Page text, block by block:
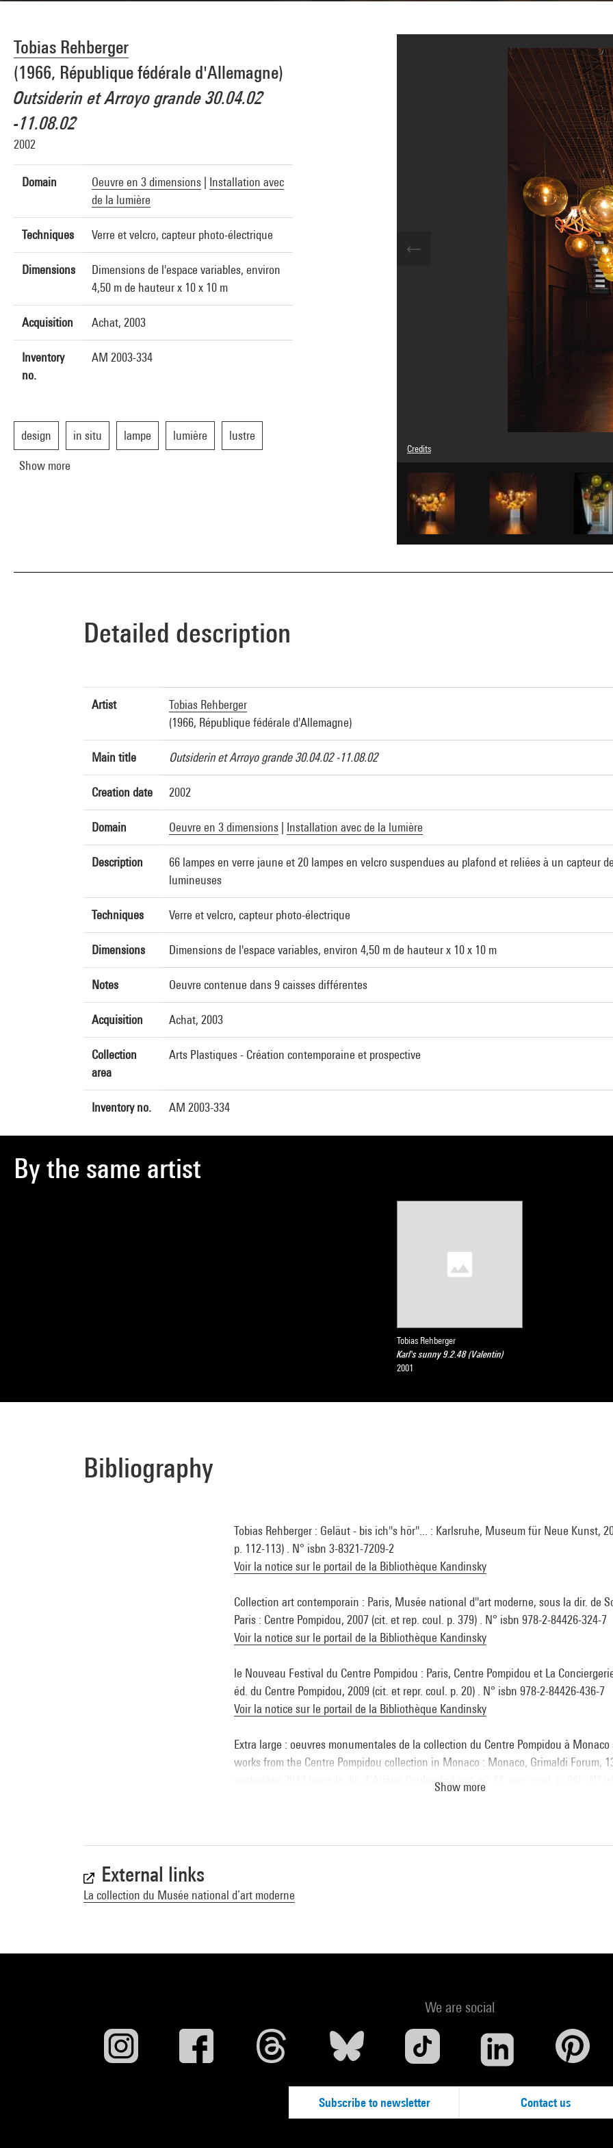
Tobias Rehberger
(1966, République fédérale d'Allemagne)
Outsiderin et Arroyo grande 30.04.02
-11.08.02
2002
Domain Oeuvre en 3 dimensions
Installation avec
de la lumière
Techniques Verre et velcro, capteur photo-électrique
Dimensions
Dimensions de l'espace variables, environ
4,50 m de hauteur x 10 x 10 m
Acquisition Achat, 2003
Inventory
no.
AM 2003-334
design in situ lampe lumière lustre
Show more
Credits
Caption : Présentation dans "Pom Pom Pidou. Un récit
© Tobias Rehberger
Photo credits : Centre Pompidou, MNAM-CCI/Audrey
Image reference : 4Y16127
Detailed description
Artist
Tobias Rehberger
(1966, République fédérale d'Allemagne)
Main title Outsiderin et Arroyo grande 30.04.02 -11.08.02
Creation date 2002
Domain Oeuvre en 3 dimensions Installation avec de la lumière
Description
66 lampes en verre jaune et 20 lampes en velcro suspendues au plafond et reliées à un capteur
lumineuses
Techniques Verre et velcro, capteur photo-électrique
Dimensions Dimensions de l'espace variables, environ 4,50 m de hauteur x 10 x 10 m
Notes Oeuvre contenue dans 9 caisses différentes
Acquisition Achat, 2003
Collection
area
Arts Plastiques - Création contemporaine et prospective
Inventory no. AM 2003-334
By the same artist
Tobias Rehberger
Karl's sunny 9.2.48 (Valentin)
2001
Bibliography
Tobias Rehberger : Geläut - bis ich''s hör''... : Karlsruhe, Museum für Neue Kunst,
p. 112-113) . N° isbn 3-8321-7209-2
Voir la notice sur le portail de la Bibliothèque Kandinsky
Collection art contemporain : Paris, Musée national d''art moderne, sous la dir. de
Paris : Centre Pompidou, 2007 (cit. et rep. coul. p. 379) . N° isbn 978-2-84426-324-7
Voir la notice sur le portail de la Bibliothèque Kandinsky
le Nouveau Festival du Centre Pompidou : Paris, Centre Pompidou et La
éd. du Centre Pompidou, 2009 (cit. et repr. coul. p. 20) . N° isbn 978-2-84426-436-7
Voir la notice sur le portail de la Bibliothèque Kandinsky
Extra large : oeuvres monumentales de la collection du Centre Pompidou à
works from the Centre Pompidou collection in Monaco : Monaco, Grimaldi Forum,
septembre 2012 (sous la dir. d''Ariane Coulondre) (cat. n° 33, repr. coul. p. 94) . N°
Voir la notice sur le portail de la Bibliothèque Kandinsky
West Bund Museum / Centre Pompidou, 2019 (cit. p. 16 et reprod. coul. p. 16 -17) .
Highlights of the Centre Pompidou Collection II. The Voice of Things : Shanghai,
Museum, 28 juillet 2021-5 février 2023. - Shanghai / Paris : West Bund Museum /
Centre Pompidou, 2021 (reprod. coul.p.22) . N° isbn 978-7-5586-2129-1
Show more
External links
La collection du Musée national d’art moderne
We are social
Subscribe to newsletter Contact us